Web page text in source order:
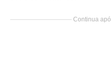
Continua